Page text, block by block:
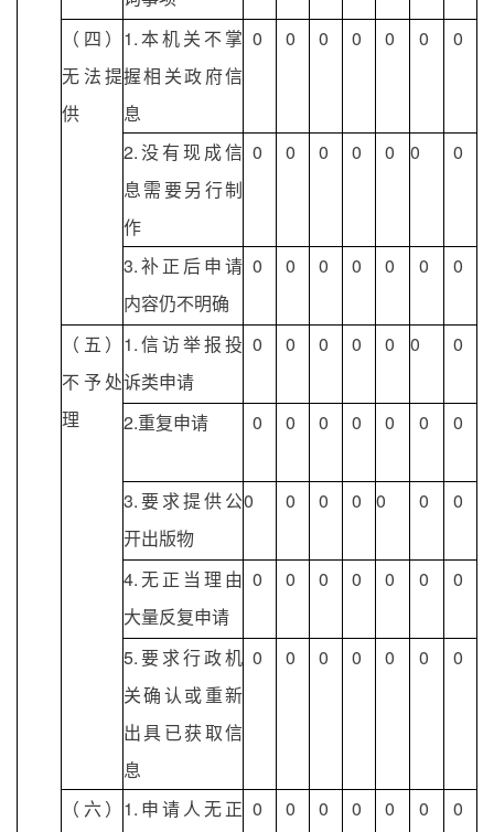
（四）
无法提
供
1.本机关不掌
握相关政府信
息
0 0 0 0 0 0 0
2.没有现成信
息需要另行制
作
0 0 0 0 0 0 0
3.补正后申请
内容仍不明确
0 0 0 0 0 0 0
（五）
不予处
理
1.信访举报投
诉类申请
0 0 0 0 0 0 0
2.重复申请 0 0 0 0 0 0 0
3.要求提供公
开出版物
0 0 0 0 0 0 0
4.无正当理由
大量反复申请
0 0 0 0 0 0 0
5.要求行政机
关确认或重新
出具已获取信
息
0 0 0 0 0 0 0
（六） 1.申请人无正 0 0 0 0 0 0 0